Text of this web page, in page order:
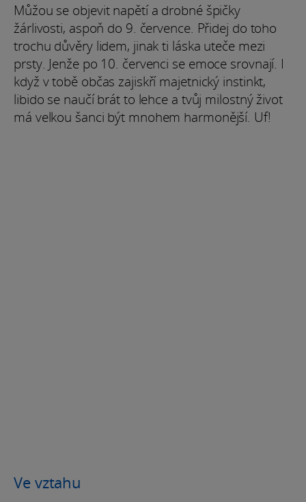
Můžou se objevit napětí a drobné špičky
žárlivosti, aspoň do 9. července. Přidej do toho
trochu důvěry lidem, jinak ti láska uteče mezi
prsty. Jenže po 10. červenci se emoce srovnají. I
když v tobě občas zajiskří majetnický instinkt,
libido se naučí brát to lehce a tvůj milostný život
má velkou šanci být mnohem harmonější. Uf!
Ve vztahu